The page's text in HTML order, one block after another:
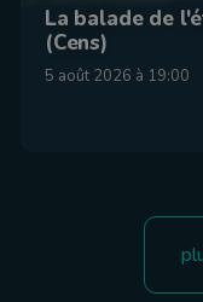
La balade de
(Cens)
5 août 2026 à 19:00